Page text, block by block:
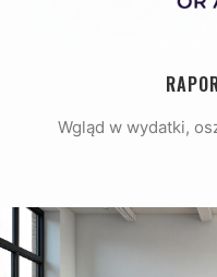
Wgląd w wydatki,